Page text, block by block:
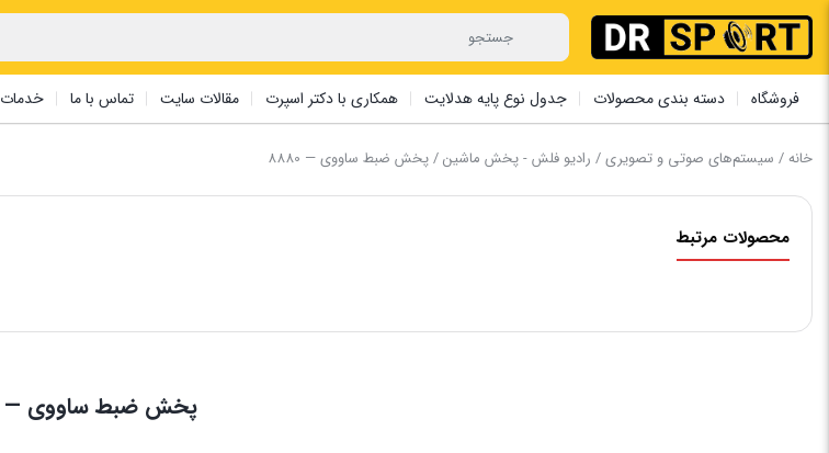
فروشگاه دسته بندی محصولات جدول نوع پایه هدلایت همکاری با دکتر اسپرت مقالات سایت تماس با ما خدمات
خانه/ سیستم‌های صوتی و تصویری/ رادیو فلش - پخش ماشین/ پخش ضبط ‏ساووی — 8880
محصولات مرتبط
پخش ضبط ‏ساووی — 8880